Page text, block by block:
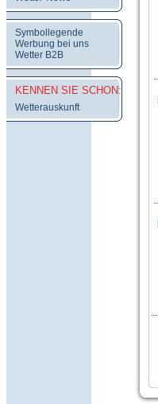
Symbollegende
Werbung bei uns
Wetter B2B
KENNEN SIE SCHON:
Wetterauskunft